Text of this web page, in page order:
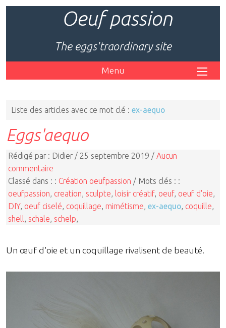
Oeuf passion
The eggs'traordinary site
Menu
Liste des articles avec ce mot clé : ex-aequo
Eggs'aequo
Rédigé par : Didier / 25 septembre 2019 / Aucun
commentaire
Classé dans : : Création oeufpassion / Mots clés : :
oeufpassion creation sculpte loisir créatif, oeuf, oeuf d'oie
DIY, oeuf ciselé coquillage mimétisme ex-aequo coquille
shell
schale schelp
Un œuf d'oie et un coquillage rivalisent de beauté.